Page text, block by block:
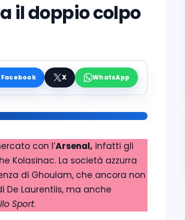
il doppio colpo
Facebook X WhatsApp
con l’Arsenal, infatti gli
Kolasinac. La società azzurra
di Ghoulam, che ancora non
De Laurentiis, ma anche
Sport.